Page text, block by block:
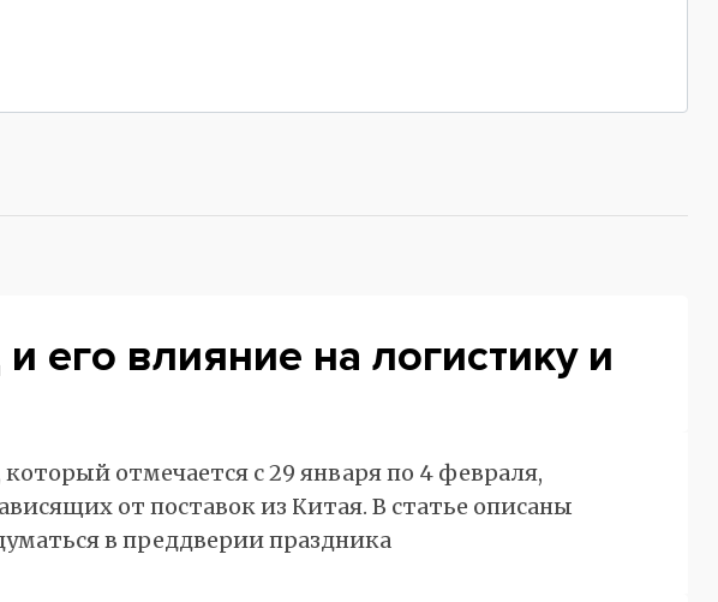
его влияние на логистику и
отмечается с 29 января по 4 февраля,
от поставок из Китая. В статье описаны
в преддверии праздника